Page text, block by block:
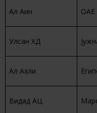
Ал Аин ОАЕ
Улсан ХД
Ал Ахли
Видад АЦ